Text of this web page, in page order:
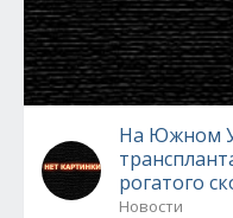
На Южном
рогатого
Новости